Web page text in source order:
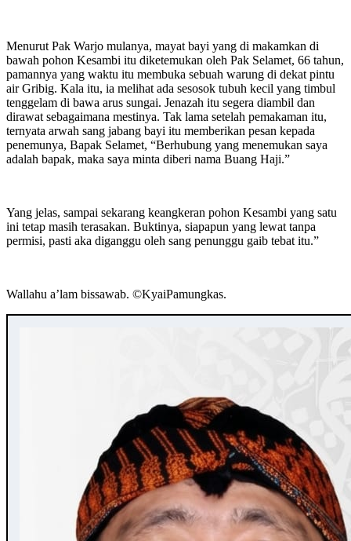
Menurut Pak Warjo mulanya, mayat bayi yang di makamkan di
bawah pohon Kesambi itu diketemukan oleh Pak Selamet, 66 tahun,
pamannya yang waktu itu membuka sebuah warung di dekat pintu
air Gribig. Kala itu, ia melihat ada sesosok tubuh kecil yang timbul
tenggelam di bawa arus sungai. Jenazah itu segera diambil dan
dirawat sebagaimana mestinya. Tak lama setelah pemakaman itu,
ternyata arwah sang jabang bayi itu memberikan pesan kepada
penemunya, Bapak Selamet, “Berhubung yang menemukan saya
adalah bapak, maka saya minta diberi nama Buang Haji.”
Yang jelas, sampai sekarang keangkeran pohon Kesambi yang satu
ini tetap masih terasakan. Buktinya, siapapun yang lewat tanpa
permisi, pasti aka diganggu oleh sang penunggu gaib tebat itu.”
Wallahu a’lam bissawab. ©️KyaiPamungkas.